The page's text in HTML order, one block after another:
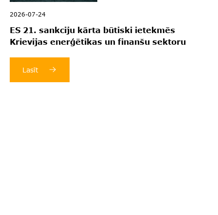
2026-07-24
ES 21. sankciju kārta būtiski ietekmēs
Krievijas enerģētikas un finanšu sektoru
Lasīt